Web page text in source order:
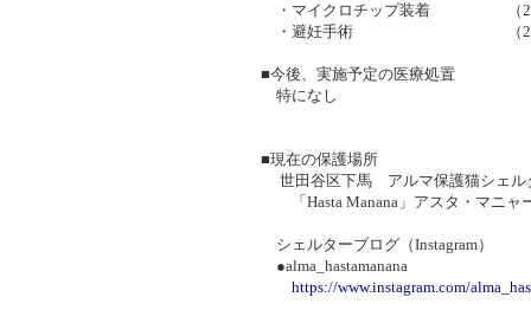
・マイクロチップ装着 （
・避妊手術 （2025/
■今後、実施予定の医療処置
特になし
■現在の保護場所
世田谷区下馬 アルマ保護猫シェル
「Hasta Manana」アスタ・マニャ
シェルターブログ（Instagram）
●alma_hastamanana
https://www.instagram.com/